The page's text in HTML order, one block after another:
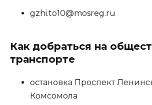
gzhi.to10@mosreg.ru
Как добраться на
транспорте
остановка Проспект
Комсомола